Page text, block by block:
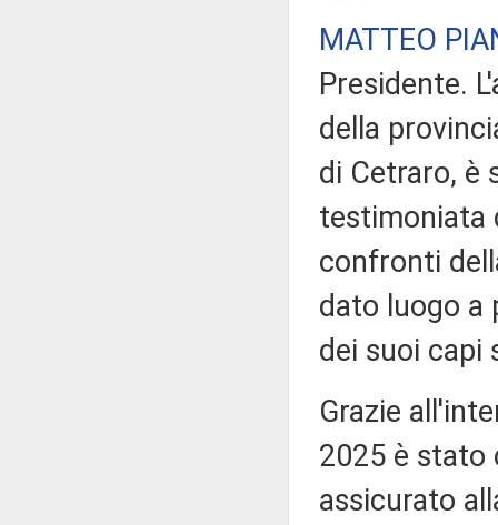
MATTEO
Presidente.
della
di Cetraro, è
testimoniata
confronti
dato luogo a
dei suoi capi
Grazie
2025 è stato
assicurato